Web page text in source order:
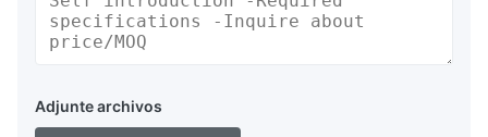
Adjunte archivos